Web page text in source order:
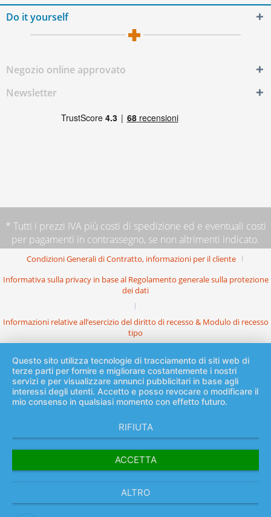
Do it yourself
Negozio online approvato
Newsletter
* Tutti i prezzi IVA più costi di spedizione ed e eventuali costi
per pagamenti in contrassegno, se non altrimenti indicato.
Condizioni Generali di Contratto, informazioni per il cliente
Informativa sulla privacy in base al Regolamento generale sulla protezione
dei dati
Informazioni relative all’esercizio del diritto di recesso & Modulo di recesso
tipo
Questo sito utilizza tecnologie di tracciamento di siti web di
terze parti per fornire e migliorare costantemente i nostri
servizi e per visualizzare annunci pubblicitari in base agli
interessi degli utenti. Accetto e posso revocare o modificare il
mio consenso in qualsiasi momento con effetto futuro.
RIFIUTA
ACCETTA
ALTRO